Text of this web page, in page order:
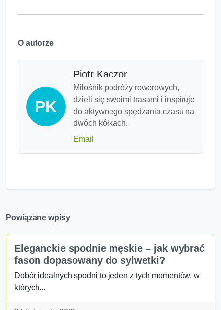
O autorze
PK
Piotr Kaczor
Miłośnik podróży rowerowych,
dzieli się swoimi trasami i inspiruje
do aktywnego spędzania czasu na
dwóch kółkach.
Email
Powiązane wpisy
Eleganckie spodnie męskie – jak wybrać
fason dopasowany do sylwetki?
Dobór idealnych spodni to jeden z tych momentów, w
których...